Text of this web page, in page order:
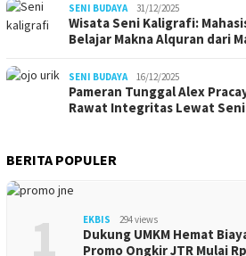
SENI BUDAYA 31/12/2025
Wisata Seni Kaligrafi:
Belajar Makna Alquran dari
SENI BUDAYA 16/12/2025
Pameran Tunggal Alex
Rawat Integritas Lewat
BERITA POPULER
1 EKBIS 294 views
Dukung UMKM Hemat
Promo Ongkir JTR Mulai